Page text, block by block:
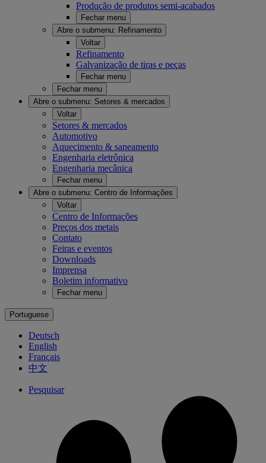
Produção de produtos semi-acabados
Fechar menu
Abre o submenu: Refinamento
Voltar
Refinamento
Galvanização de tiras e peças
Fechar menu
Fechar menu
Abre o submenu: Setores & mercados
Voltar
Setores & mercados
Automotivo
Aquecimento & saneamento
Engenharia eletrônica
Engenharia mecânica
Fechar menu
Abre o submenu: Centro de Informações
Voltar
Centro de Informações
Preços dos metais
Contato
Feiras e eventos
Downloads
Imprensa
Boletim informativo
Fechar menu
Portuguese
Deutsch
English
Français
中文
Pesquisar